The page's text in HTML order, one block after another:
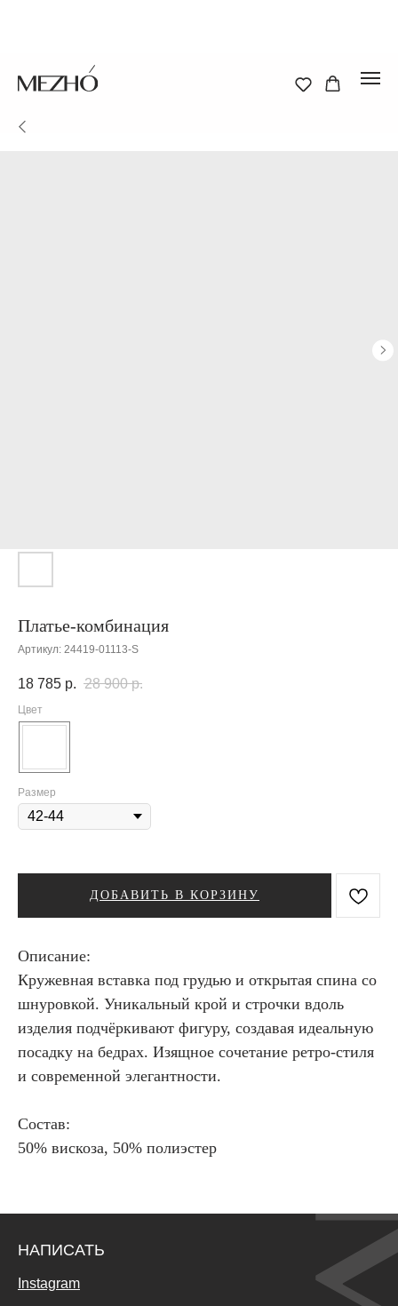
Платье-комбинация
Артикул: 24419-01113-S
18 785 р. 28 900 р.
Цвет
Размер
ДОБАВИТЬ В КОРЗИНУ
Описание:
Кружевная вставка под грудью и открытая спина со
шнуровкой. Уникальный крой и строчки вдоль
изделия подчёркивают фигуру, создавая идеальную
посадку на бедрах. Изящное сочетание ретро-стиля
и современной элегантности.
Состав:
50% вискоза, 50% полиэстер
НАПИСАТЬ
Instagram